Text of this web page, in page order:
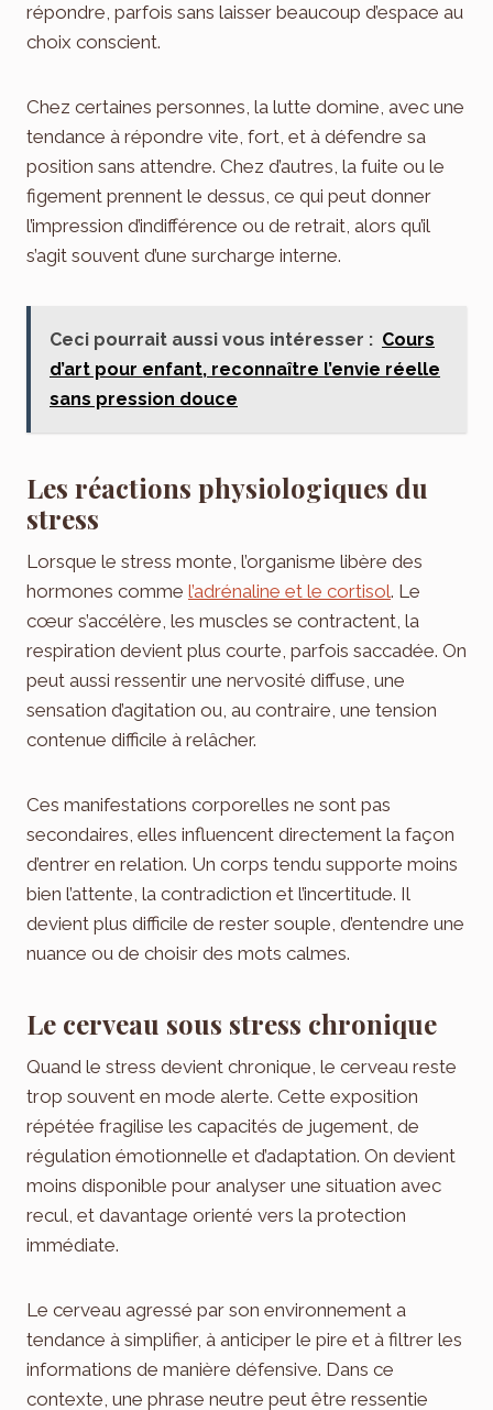
répondre, parfois sans laisser beaucoup d’espace au
choix conscient.
Chez certaines personnes, la lutte domine, avec une
tendance à répondre vite, fort, et à défendre sa
position sans attendre. Chez d’autres, la fuite ou le
figement prennent le dessus, ce qui peut donner
l’impression d’indifférence ou de retrait, alors qu’il
s’agit souvent d’une surcharge interne.
Ceci pourrait aussi vous intéresser : Cours
d’art pour enfant, reconnaître l’envie réelle
sans pression douce
Les réactions physiologiques du
stress
Lorsque le stress monte, l’organisme libère des
hormones comme l’adrénaline et le cortisol. Le
cœur s’accélère, les muscles se contractent, la
respiration devient plus courte, parfois saccadée. On
peut aussi ressentir une nervosité diffuse, une
sensation d’agitation ou, au contraire, une tension
contenue difficile à relâcher.
Ces manifestations corporelles ne sont pas
secondaires, elles influencent directement la façon
d’entrer en relation. Un corps tendu supporte moins
bien l’attente, la contradiction et l’incertitude. Il
devient plus difficile de rester souple, d’entendre une
nuance ou de choisir des mots calmes.
Le cerveau sous stress chronique
Quand le stress devient chronique, le cerveau reste
trop souvent en mode alerte. Cette exposition
répétée fragilise les capacités de jugement, de
régulation émotionnelle et d’adaptation. On devient
moins disponible pour analyser une situation avec
recul, et davantage orienté vers la protection
immédiate.
Le cerveau agressé par son environnement a
tendance à simplifier, à anticiper le pire et à filtrer les
informations de manière défensive. Dans ce
contexte, une phrase neutre peut être ressentie